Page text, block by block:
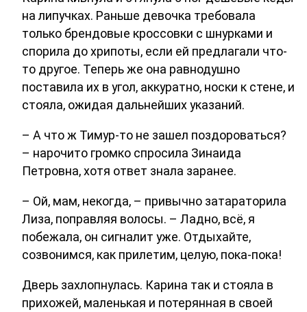
на липучках. Раньше девочка требовала
только брендовые кроссовки с шнурками и
спорила до хрипоты, если ей предлагали что-
то другое. Теперь же она равнодушно
поставила их в угол, аккуратно, носки к стене, и
стояла, ожидая дальнейших указаний.
– А что ж Тимур-то не зашел поздороваться?
– нарочито громко спросила Зинаида
Петровна, хотя ответ знала заранее.
– Ой, мам, некогда, – привычно затараторила
Лиза, поправляя волосы. – Ладно, всё, я
побежала, он сигналит уже. Отдыхайте,
созвонимся, как прилетим, целую, пока-пока!
Дверь захлопнулась. Карина так и стояла в
прихожей, маленькая и потерянная в своей